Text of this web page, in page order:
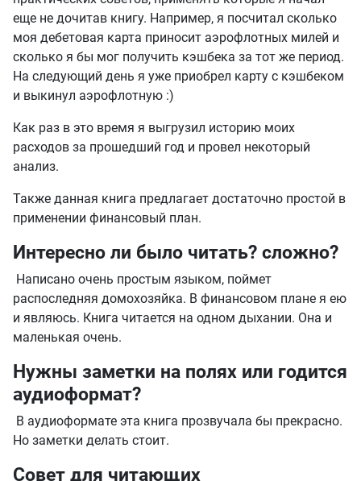
еще не дочитав книгу. Например, я посчитал сколько
моя дебетовая карта приносит аэрофлотных милей и
сколько я бы мог получить кэшбека за тот же период.
На следующий день я уже приобрел карту с кэшбеком
и выкинул аэрофлотную :)
Как раз в это время я выгрузил историю моих
расходов за прошедший год и провел некоторый
анализ.
Также данная книга предлагает достаточно простой в
применении финансовый план.
Интересно ли было читать? сложно?
Написано очень простым языком, поймет
распоследняя домохозяйка. В финансовом плане я ею
и являюсь. Книга читается на одном дыхании. Она и
маленькая очень.
Нужны заметки на полях или годится
аудиоформат?
В аудиоформате эта книга прозвучала бы прекрасно.
Но заметки делать стоит.
Совет для читающих